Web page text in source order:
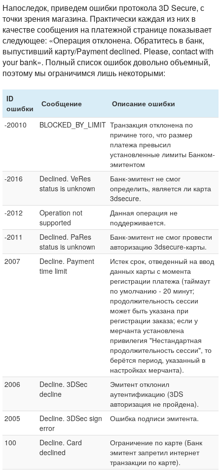
Напоследок, приведем ошибки протокола 3D Secure, с
точки зрения магазина. Практически каждая из них в
качестве сообщения на платежной странице показывает
следующее: «Операция отклонена. Обратитесь в банк,
выпустивший карту/Payment declined. Please, contact with
your bank». Полный список ошибок довольно объемный,
поэтому мы ограничимся лишь некоторыми:
ID
ошибки
Сообщение Описание ошибки
-20010 BLOCKED_BY_LIMIT Транзакция отклонена по
причине того, что размер
платежа превысил
установленные лимиты Банком-
эмитентом
-2016
Declined. VeRes
status is unknown
Банк-эмитент не смог
определить, является ли карта
3dsecure.
-2012
Operation not
supported
Данная операция не
поддерживается.
-2011
Declined. PaRes
status is unknown
Банк-эмитент не смог провести
авторизацию 3dsecure-карты.
2007
Decline. Payment
time limit
Истек срок, отведенный на ввод
данных карты с момента
регистрации платежа (таймаут
по умолчанию - 20 минут;
продолжительность сессии
может быть указана при
регистрации заказа; если у
мерчанта установлена
привилегия "Нестандартная
продолжительность сессии", то
берётся период, указанный в
настройках мерчанта).
2006
Decline. 3DSec
decline
Эмитент отклонил
аутентификацию (3DS
авторизация не пройдена).
2005
Decline. 3DSec sign
error
Ошибка подписи эмитента.
100
Decline. Card
declined
Ограничение по карте (Банк
эмитент запретил интернет
транзакции по картe).